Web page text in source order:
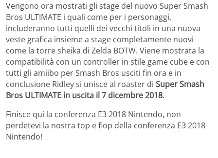
Vengono ora mostrati gli stage del nuovo Super Smash
Bros ULTIMATE i quali come per i personaggi,
includeranno tutti quelli dei vecchi titoli in una nuova
veste grafica insieme a stage completamente nuovi
come la torre sheika di Zelda BOTW. Viene mostrata la
compatibilità con un controller in stile game cube e con
tutti gli amiibo per Smash Bros usciti fin ora e in
conclusione Ridley si unisce al roaster di Super Smash
Bros ULTIMATE in uscita il 7 dicembre 2018.
Finisce qui la conferenza E3 2018 Nintendo, non
perdetevi la nostra top e flop della conferenza E3 2018
Nintendo!